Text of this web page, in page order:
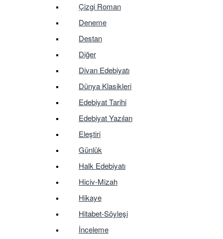
Çizgi Roman
Deneme
Destan
Diğer
Divan Edebiyatı
Dünya Klasikleri
Edebiyat Tarihi
Edebiyat Yazıları
Eleştiri
Günlük
Halk Edebiyatı
Hiciv-Mizah
Hikaye
Hitabet-Söyleşi
İnceleme